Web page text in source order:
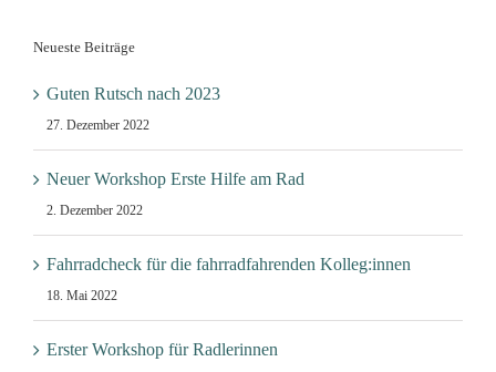
Neueste Beiträge
Guten Rutsch nach 2023
27. Dezember 2022
Neuer Workshop Erste Hilfe am Rad
2. Dezember 2022
Fahrradcheck für die fahrradfahrenden Kolleg:innen
18. Mai 2022
Erster Workshop für Radlerinnen